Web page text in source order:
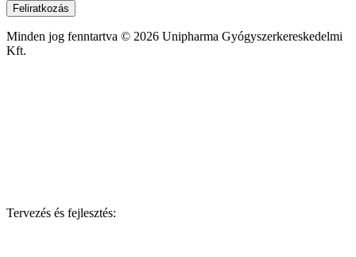
Feliratkozás
Minden jog fenntartva © 2026 Unipharma Gyógyszerkereskedelmi
Kft.
Tervezés és fejlesztés: